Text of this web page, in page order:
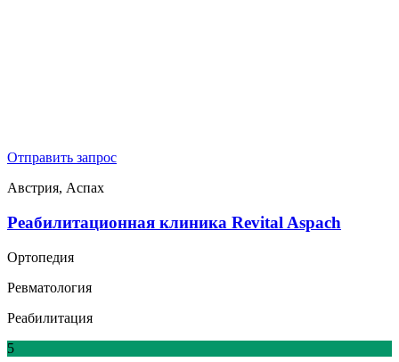
Отправить запрос
Австрия, Аспах
Реабилитационная клиника Revital Aspach
Ортопедия
Ревматология
Реабилитация
5